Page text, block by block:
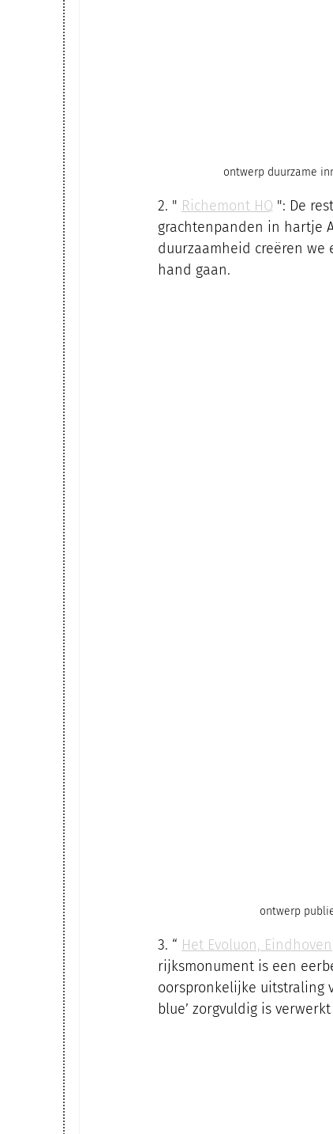
ontwerp duurzame
2. " Richemont HQ ": De
grachtenpanden in hartje
duurzaamheid creëren
hand gaan.
ontwerp
3. “ Het Evoluon, Eindhoven
rijksmonument is een
oorspronkelijke uitstraling
blue’ zorgvuldig is